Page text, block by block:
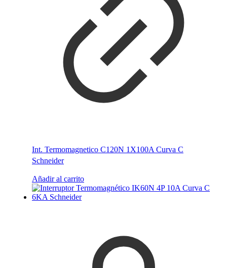
Int. Termomagnetico C120N 1X100A Curva C
Schneider
Añadir al carrito